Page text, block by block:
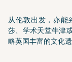
从伦敦出发，亦能
莎、学术天堂牛津
略英国丰富的文化遗